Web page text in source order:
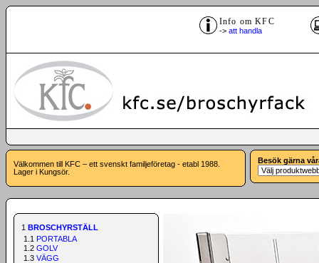
Info om KFC
-> att handla
Välkommen till KFC – ett svenskt familjeföretag - etabl 1988.
Lager i Kungsör.
Besök gärna
1 BROSCHYRSTÄLL
1.1 PORTABLA
1.2 GOLV
1.3 VÄGG